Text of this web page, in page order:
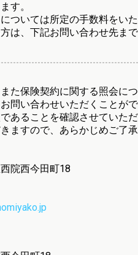
す。
ついては所定の手数料をいた
は、下記お問い合わせ先まで
た保険契約に関する照会につ
問い合わせいただくことがで
あることを確認させていただ
ますので、あらかじめご了承
院西今田町18